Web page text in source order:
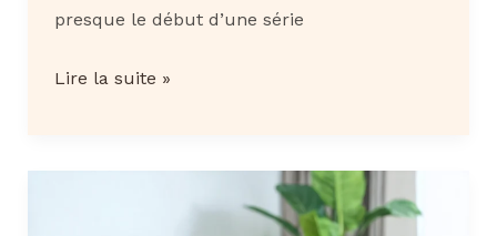
presque le début d’une série
Intégration
chat
Lire la suite »